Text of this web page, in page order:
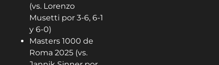
(vs. Lorenzo
Musetti por 3-6, 6-1
y 6-0)
Masters 1000 de
Roma 2025 (vs.